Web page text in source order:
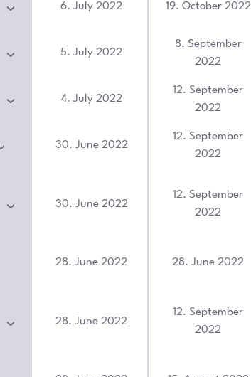
6. July 2022 19. October 2022
5. July 2022
8. September
2022
4. July 2022
12. September
2022
30. June 2022
12. September
2022
30. June 2022
12. September
2022
28. June 2022 28. June 2022
28. June 2022
12. September
2022